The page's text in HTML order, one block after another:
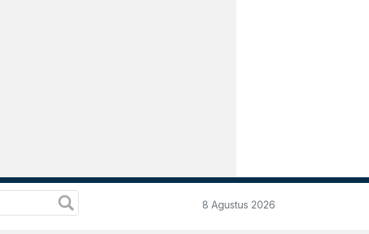
8 Agustus 2026